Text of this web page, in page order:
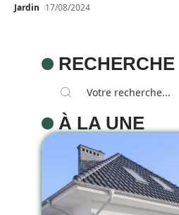
Jardin 17/08/2024
RECHERCHE
À LA UNE